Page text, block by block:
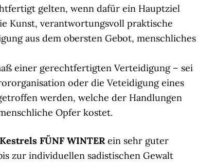
gelten, wenn dafür ein Hauptziel
Kunst, verantwortungsvoll praktische
aus dem obersten Gebot, menschliches
einer gerechtfertigten Verteidigung – sei
oder die Veteidigung eines
werden, welche der Handlungen
Opfer kostet.
Kestrels FÜNF WINTERein sehr guter
zur individuellen sadistischen Gewalt